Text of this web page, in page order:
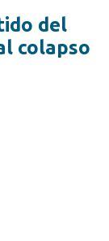
del
colapso